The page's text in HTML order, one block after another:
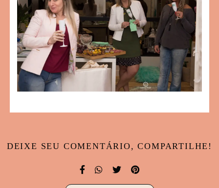
DEIXE SEU COMENTÁRIO, COMPARTILHE!